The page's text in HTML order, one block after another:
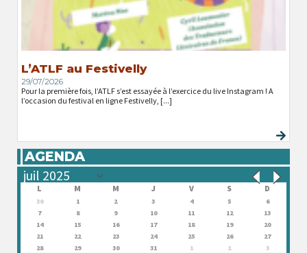
L’ATLF au Festivelly
29/07/2026
Pour la première fois, l’ATLF s’est essayée à l’exercice du live Instagram ! A
l’occasion du festival en ligne Festivelly, [...]
AGENDA
L M M J V S D
30 1 2 3 4 5
6
7
8 9 10 11 12
13
14
15 16 17 18 19
20
21
22 23 24 25 26
27
28
29 30 31 1 2 3